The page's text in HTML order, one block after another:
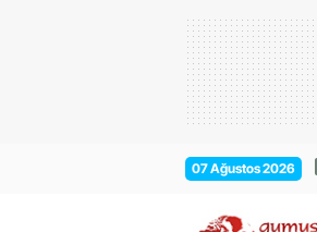
07 Ağustos 2026